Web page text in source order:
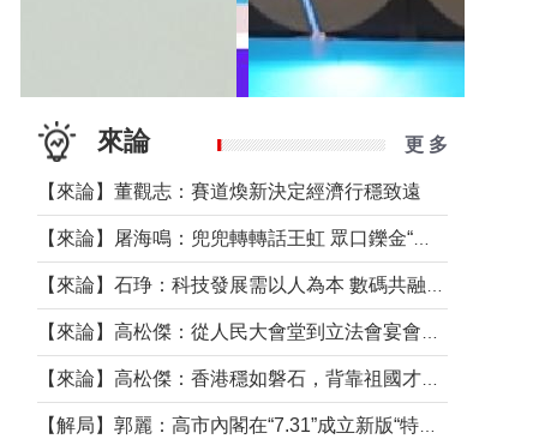
來論 更 多
【來論】董觀志：賽道煥新決定經濟行穩致遠